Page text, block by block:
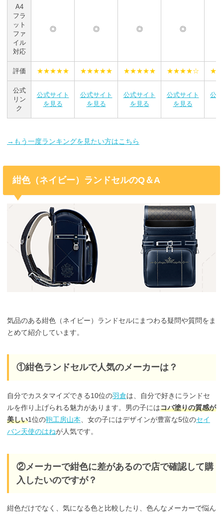
A4
フラ
ット
ファ
イル
対応
◎ ◎ ◎ ◎
評価 ★★★★★ ★★★★★ ★★★★★ ★★★★☆
公式
リン
ク
公式サイト
を見る
公式サイト
を見る
公式サイト
を見る
公式サイト
を見る
公
→もう一度ランキングを見たい方はこちら
紺色（ネイビー）ランドセルのQ＆A
気品のある紺色（ネイビー）ランドセルにまつわる疑問や質問をま
とめて紹介しています。
①紺色ランドセルで人気のメーカーは？
自分でカスタマイズできる10位の羽倉は、自分で好きにランドセ
ルを作り上げられる魅力があります。男の子にはコバ塗りの質感が
美しい1位の鞄工房山本 、女の子にはデザインが豊富な5位のセイ
バン天使のはねが人気です。
②メーカーで紺色に差があるので店で確認して購
入したいのですが？
紺色だけでなく、気になる色と比較したり、色んなメーカーで悩ん